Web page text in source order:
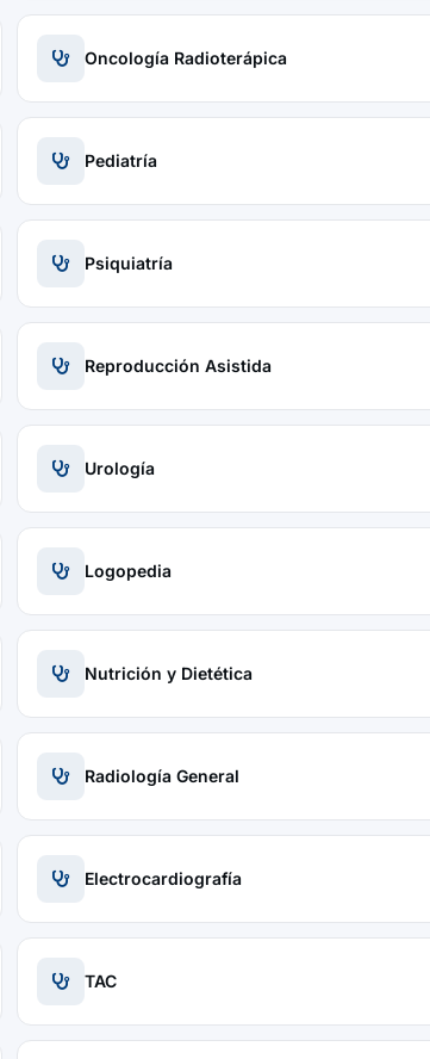
Oncología Radioterápica
Pediatría
Psiquiatría
Reproducción Asistida
Urología
Logopedia
Nutrición y Dietética
Radiología General
Electrocardiografía
TAC